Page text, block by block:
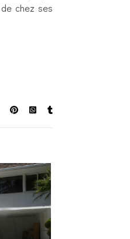
chez ses